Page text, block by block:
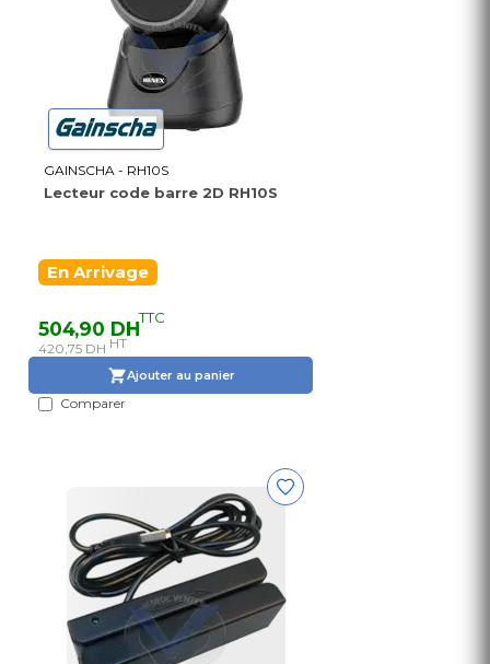
GAINSCHA - RH10S
Lecteur code barre 2D RH10S
En Arrivage
504,90 DHTTC
420,75 DH HT
Ajouter au panier
Comparer